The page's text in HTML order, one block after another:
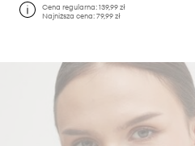
Cena regularna:139,99 zł
Najniższa cena:79,99 zł